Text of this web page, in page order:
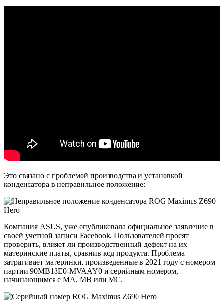
Это связано с проблемой производства и установкой
конденсатора в неправильное положение:
Компания ASUS, уже опубликовала официальное заявление в
своей учетной записи Facebook. Пользователей просят
проверить, влияет ли производственный дефект на их
материнские платы, сравнив код продукта. Проблема
затрагивает материнки, произведенные в 2021 году с номером
партии 90MB18E0-MVAAY0 и серийным номером,
начинающимся с MA, MB или MC.